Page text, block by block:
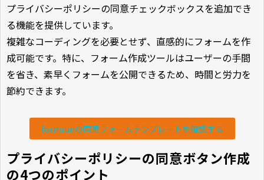
プライバシーポリシーの同意チェックボックスを追加でき
る機能を提供しています。
複雑なコーディングを必要とせず、直感的にフォームを作
成可能です。特に、フォーム作成ツールはユーザーの手間
を省き、素早くフォームを公開できるため、時間と労力を
節約できます。
formrunの同意フォームテンプレートを確認する
プライバシーポリシーの同意ボタン作成
の4つのポイント